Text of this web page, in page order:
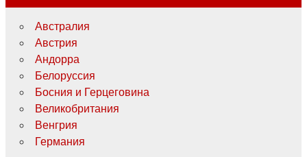
Австралия
Австрия
Андорра
Белоруссия
Босния и Герцеговина
Великобритания
Венгрия
Германия